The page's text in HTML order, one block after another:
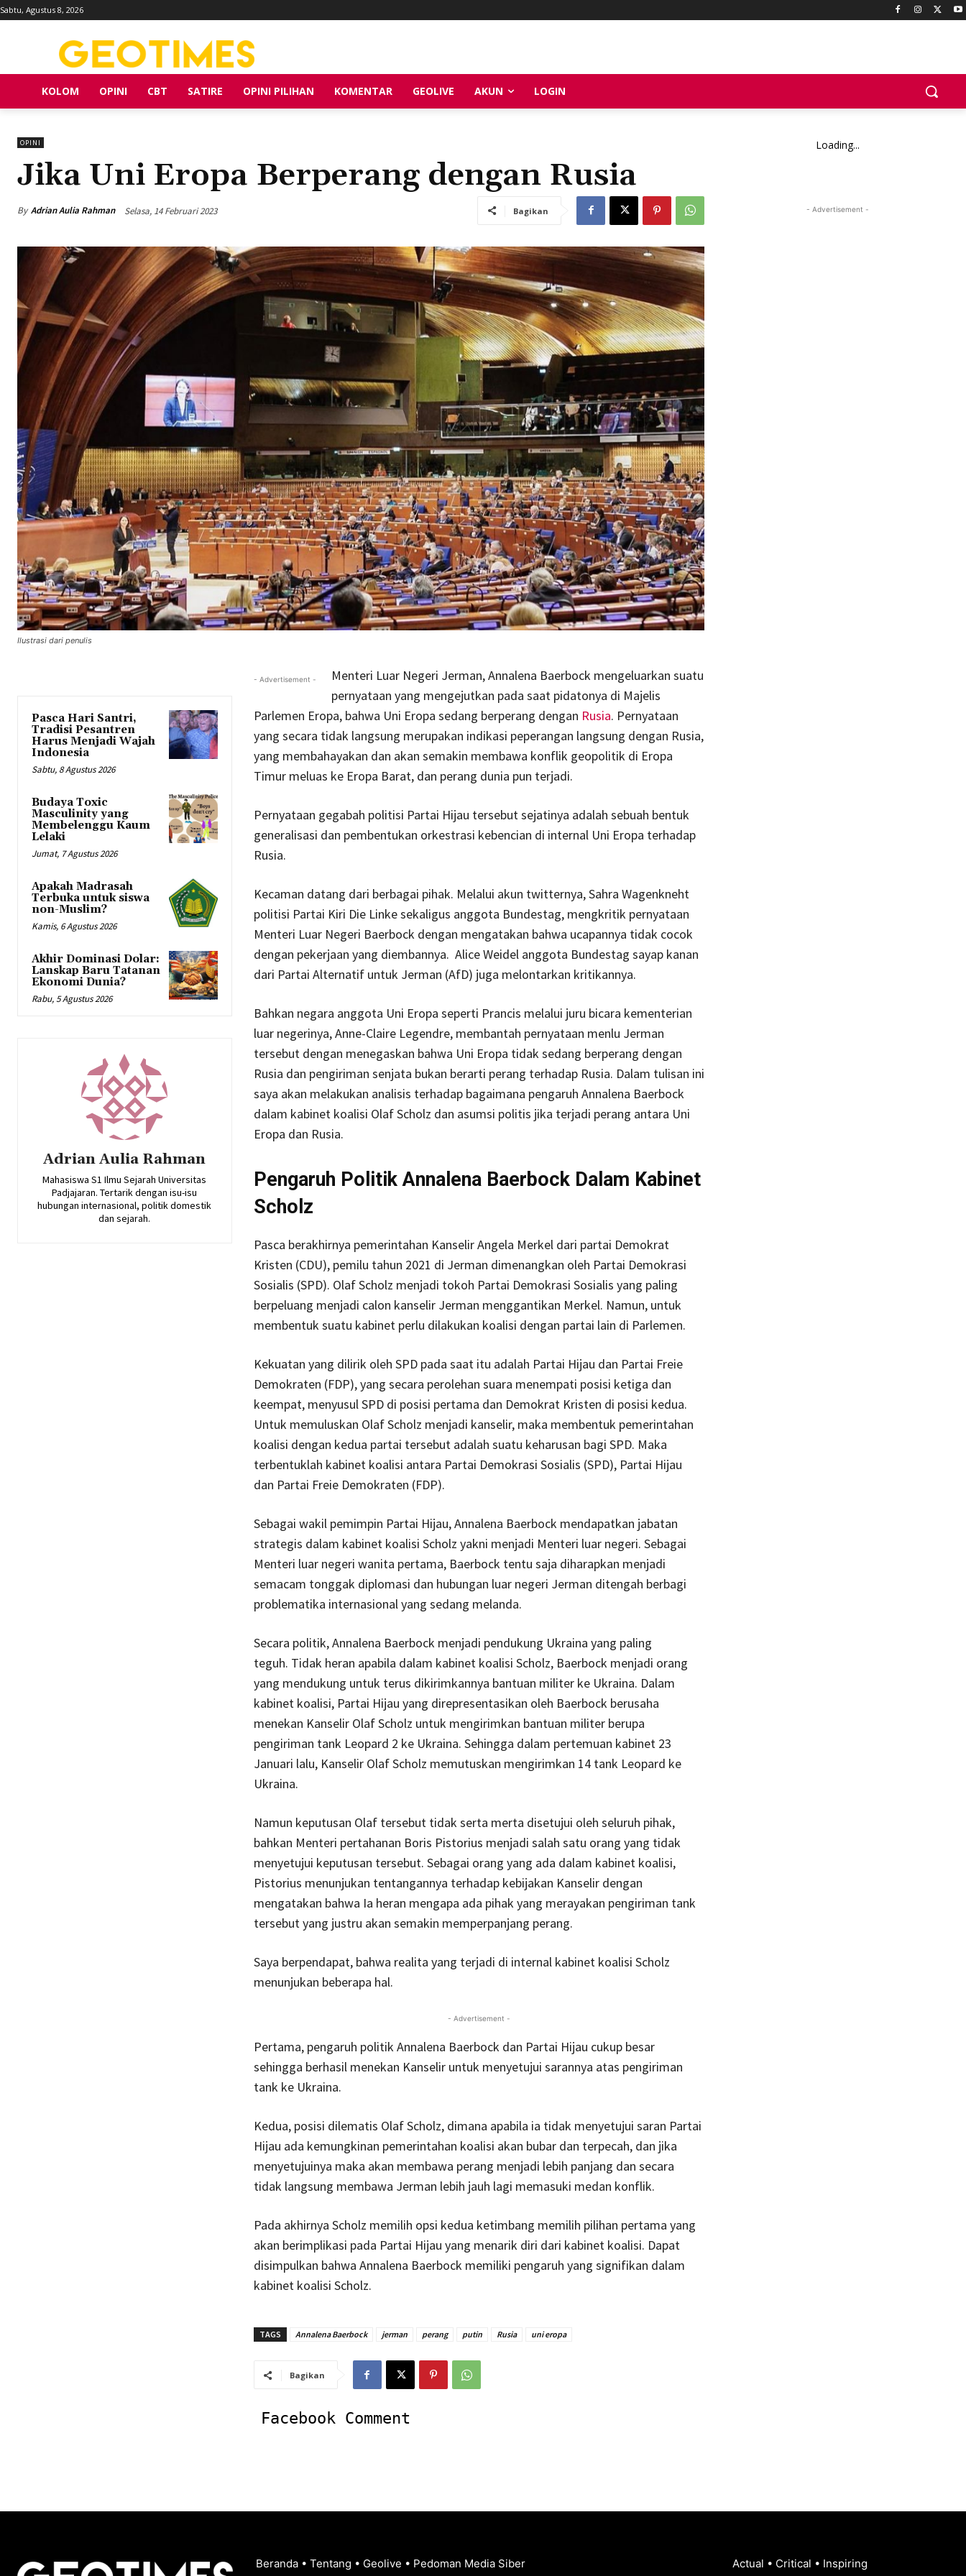
Sabtu, Agustus 8, 2026
KOLOM OPINI CBT SATIRE OPINI PILIHAN KOMENTAR GEOLIVE AKUN LOGIN
OPINI
Jika Uni Eropa Berperang dengan Rusia
By Adrian Aulia Rahman Selasa, 14 Februari 2023 Bagikan
Ilustrasi dari penulis
Pasca Hari Santri,
Tradisi Pesantren
Harus Menjadi Wajah
Indonesia
Sabtu, 8 Agustus 2026
Budaya Toxic
Masculinity yang
Membelenggu Kaum
Lelaki
Jumat, 7 Agustus 2026
Apakah Madrasah
Terbuka untuk siswa
non-Muslim?
Kamis, 6 Agustus 2026
Akhir Dominasi Dolar:
Lanskap Baru Tatanan
Ekonomi Dunia?
Rabu, 5 Agustus 2026
Adrian Aulia Rahman
Mahasiswa S1 Ilmu Sejarah Universitas
Padjajaran. Tertarik dengan isu-isu
hubungan internasional, politik domestik
dan sejarah.
- Advertisement -
Menteri Luar Negeri Jerman, Annalena Baerbock mengeluarkan suatu
pernyataan yang mengejutkan pada saat pidatonya di Majelis
Parlemen Eropa, bahwa Uni Eropa sedang berperang dengan Rusia. Pernyataan
yang secara tidak langsung merupakan indikasi peperangan langsung dengan Rusia,
yang membahayakan dan akan semakin membawa konflik geopolitik di Eropa
Timur meluas ke Eropa Barat, dan perang dunia pun terjadi.
Pernyataan gegabah politisi Partai Hijau tersebut sejatinya adalah sebuah bentuk
generalisasi dan pembentukan orkestrasi kebencian di internal Uni Eropa terhadap
Rusia.
Kecaman datang dari berbagai pihak. Melalui akun twitternya, Sahra Wagenkneht
politisi Partai Kiri Die Linke sekaligus anggota Bundestag, mengkritik pernyataan
Menteri Luar Negeri Baerbock dengan mengatakan bahwa ucapannya tidak cocok
dengan pekerjaan yang diembannya. Alice Weidel anggota Bundestag sayap kanan
dari Partai Alternatif untuk Jerman (AfD) juga melontarkan kritikannya.
Bahkan negara anggota Uni Eropa seperti Prancis melalui juru bicara kementerian
luar negerinya, Anne-Claire Legendre, membantah pernyataan menlu Jerman
tersebut dengan menegaskan bahwa Uni Eropa tidak sedang berperang dengan
Rusia dan pengiriman senjata bukan berarti perang terhadap Rusia. Dalam tulisan ini
saya akan melakukan analisis terhadap bagaimana pengaruh Annalena Baerbock
dalam kabinet koalisi Olaf Scholz dan asumsi politis jika terjadi perang antara Uni
Eropa dan Rusia.
Pengaruh Politik Annalena Baerbock Dalam Kabinet
Scholz
Pasca berakhirnya pemerintahan Kanselir Angela Merkel dari partai Demokrat
Kristen (CDU), pemilu tahun 2021 di Jerman dimenangkan oleh Partai Demokrasi
Sosialis (SPD). Olaf Scholz menjadi tokoh Partai Demokrasi Sosialis yang paling
berpeluang menjadi calon kanselir Jerman menggantikan Merkel. Namun, untuk
membentuk suatu kabinet perlu dilakukan koalisi dengan partai lain di Parlemen.
Kekuatan yang dilirik oleh SPD pada saat itu adalah Partai Hijau dan Partai Freie
Demokraten (FDP), yang secara perolehan suara menempati posisi ketiga dan
keempat, menyusul SPD di posisi pertama dan Demokrat Kristen di posisi kedua.
Untuk memuluskan Olaf Scholz menjadi kanselir, maka membentuk pemerintahan
koalisi dengan kedua partai tersebut adalah suatu keharusan bagi SPD. Maka
terbentuklah kabinet koalisi antara Partai Demokrasi Sosialis (SPD), Partai Hijau
dan Partai Freie Demokraten (FDP).
Sebagai wakil pemimpin Partai Hijau, Annalena Baerbock mendapatkan jabatan
strategis dalam kabinet koalisi Scholz yakni menjadi Menteri luar negeri. Sebagai
Menteri luar negeri wanita pertama, Baerbock tentu saja diharapkan menjadi
semacam tonggak diplomasi dan hubungan luar negeri Jerman ditengah berbagi
problematika internasional yang sedang melanda.
Secara politik, Annalena Baerbock menjadi pendukung Ukraina yang paling
teguh. Tidak heran apabila dalam kabinet koalisi Scholz, Baerbock menjadi orang
yang mendukung untuk terus dikirimkannya bantuan militer ke Ukraina. Dalam
kabinet koalisi, Partai Hijau yang direpresentasikan oleh Baerbock berusaha
menekan Kanselir Olaf Scholz untuk mengirimkan bantuan militer berupa
pengiriman tank Leopard 2 ke Ukraina. Sehingga dalam pertemuan kabinet 23
Januari lalu, Kanselir Olaf Scholz memutuskan mengirimkan 14 tank Leopard ke
Ukraina.
Namun keputusan Olaf tersebut tidak serta merta disetujui oleh seluruh pihak,
bahkan Menteri pertahanan Boris Pistorius menjadi salah satu orang yang tidak
menyetujui keputusan tersebut. Sebagai orang yang ada dalam kabinet koalisi,
Pistorius menunjukan tentangannya terhadap kebijakan Kanselir dengan
mengatakan bahwa Ia heran mengapa ada pihak yang merayakan pengiriman tank
tersebut yang justru akan semakin memperpanjang perang.
Saya berpendapat, bahwa realita yang terjadi di internal kabinet koalisi Scholz
menunjukan beberapa hal.
- Advertisement -
Pertama, pengaruh politik Annalena Baerbock dan Partai Hijau cukup besar
sehingga berhasil menekan Kanselir untuk menyetujui sarannya atas pengiriman
tank ke Ukraina.
Kedua, posisi dilematis Olaf Scholz, dimana apabila ia tidak menyetujui saran Partai
Hijau ada kemungkinan pemerintahan koalisi akan bubar dan terpecah, dan jika
menyetujuinya maka akan membawa perang menjadi lebih panjang dan secara
tidak langsung membawa Jerman lebih jauh lagi memasuki medan konflik.
Pada akhirnya Scholz memilih opsi kedua ketimbang memilih pilihan pertama yang
akan berimplikasi pada Partai Hijau yang menarik diri dari kabinet koalisi. Dapat
disimpulkan bahwa Annalena Baerbock memiliki pengaruh yang signifikan dalam
kabinet koalisi Scholz.
TAGS Annalena Baerbock jerman perang putin Rusia uni eropa
Bagikan
Facebook Comment
Loading...
- Advertisement -
Beranda • Tentang • Geolive • Pedoman Media Siber Actual • Critical • Inspiring